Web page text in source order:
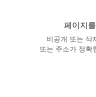
페이지
비공개 또는 삭
또는 주소가 정확